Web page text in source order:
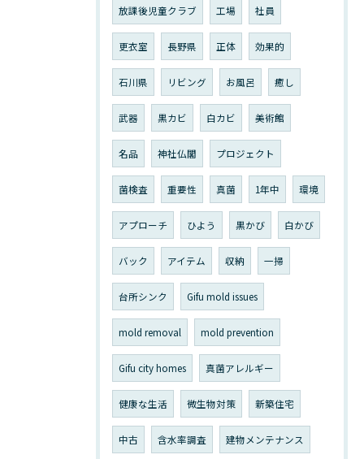
放課後児童クラブ 工場 社員
更衣室 長野県 正体 効果的
石川県 リビング お風呂 癒し
武器 黒カビ 白カビ 美術館
名品 神社仏閣 プロジェクト
菌検査 重要性 真菌 1年中 環境
アプローチ ひよう 黒かび 白かび
バック アイテム 収納 一掃
台所シンク Gifu mold issues
mold removal mold prevention
Gifu city homes 真菌アレルギー
健康な生活 微生物対策 新築住宅
中古 含水率調査 建物メンテナンス